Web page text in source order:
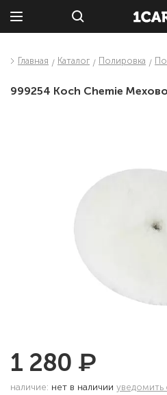
Главная Каталог Полировка
999254 Koch Chemie
1 280 ₽
наличие: нет в наличии уведомить